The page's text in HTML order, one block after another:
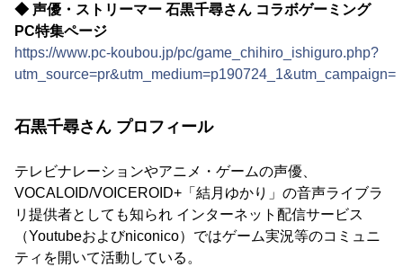
◆ 声優・ストリーマー 石黒千尋さん コラボゲーミング
PC特集ページ
https://www.pc-koubou.jp/pc/game_chihiro_ishiguro.php?
石黒千尋さん プロフィール
テレビナレーションやアニメ・ゲームの声優、
VOCALOID/VOICEROID+「結月ゆかり」の音声ライブラ
リ提供者としても知られ インターネット配信サービス
（Youtubeおよびniconico）ではゲーム実況等のコミュニ
ティを開いて活動している。